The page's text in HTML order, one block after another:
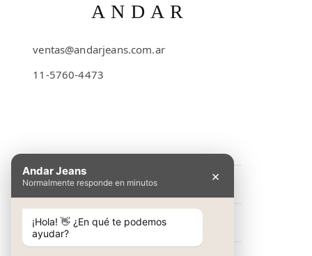
ANDAR
ventas@andarjeans.com.ar
11-5760-4473
INFORMACIÓN
Preguntas Frecuentes
NOSOTROS
Conocé Andar Jeans
Andar Jeans
Normalmente responde en minutos ×
¡Hola! 👋 ¿En qué te podemos
ayudar?